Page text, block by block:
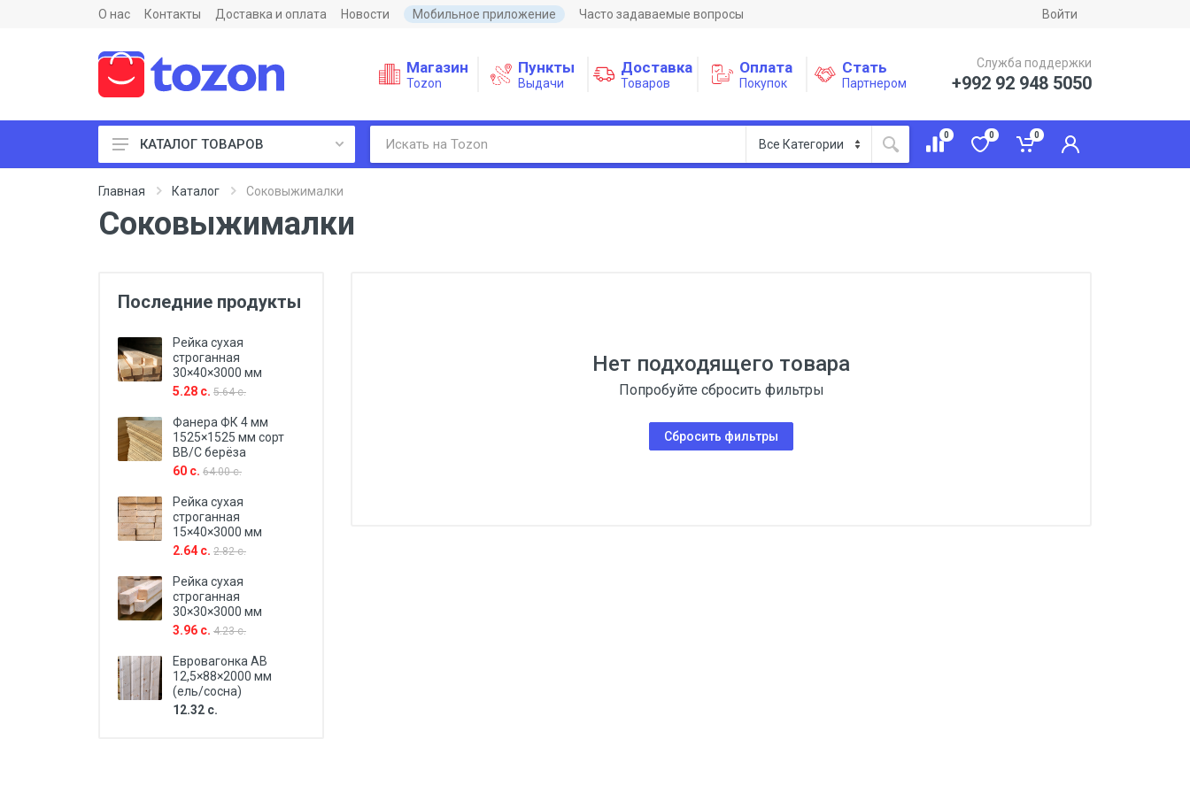
О нас Контакты Доставка и оплата Новости Мобильное приложение Часто задаваемые вопросы Войти
Магазин
Tozon
Пункты
Выдачи
Доставка
Товаров
Оплата
Покупок
Стать
Партнером
Служба поддержки
+992 92 948 5050
Пиломатериалы и фанеры
КАТАЛОГ ТОВАРОВ
0 0 0
Главная Каталог Соковыжималки
Соковыжималки
Последние продукты
Рейка сухая
строганная
30×40×3000 мм
5.28 с. 5.64 с.
Фанера ФК 4 мм
1525×1525 мм сорт
BB/C берёза
60 с. 64.00 с.
Рейка сухая
строганная
15×40×3000 мм
2.64 с. 2.82 с.
Рейка сухая
строганная
30×30×3000 мм
3.96 с. 4.23 с.
Евровагонка AB
12,5×88×2000 мм
(ель/сосна)
12.32 с.
Нет подходящего товара
Попробуйте сбросить фильтры
Сбросить фильтры